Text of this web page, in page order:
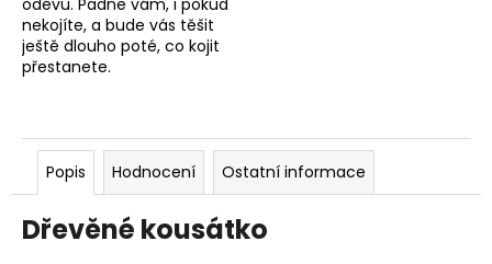
oděvů. Padne vám, i pokud
nekojíte, a bude vás těšit
ještě dlouho poté, co kojit
přestanete.
Popis Hodnocení Ostatní informace
Dřevěné kousátko